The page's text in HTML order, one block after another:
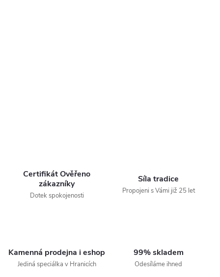
Certifikát Ověřeno
zákazníky
Dotek spokojenosti
Síla tradice
Propojeni s Vámi již 25 let
Kamenná prodejna i eshop
Jediná speciálka v Hranicích
99% skladem
Odesíláme ihned